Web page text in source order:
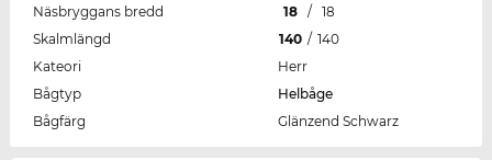
Näsbryggans bredd
18 /
18
Skalmlängd
140 / 140
Kateori
Herr
Bågtyp
Helbåge
Bågfärg
Glänzend Schwarz